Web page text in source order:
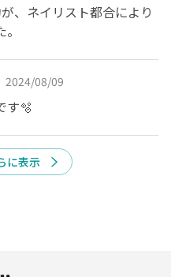
様は
⚠️
がございます。
します。
ース変更・15分以上遅
り自動キャンセルさせて
、ネイリスト都合により
2024/08/09
す🫧
に表示